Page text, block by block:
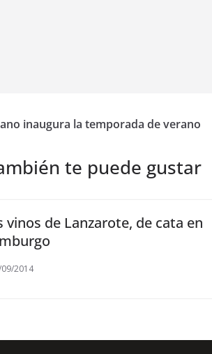
inaugura la temporada de verano
te puede gustar
vinos de Lanzarote, de cata en
2014